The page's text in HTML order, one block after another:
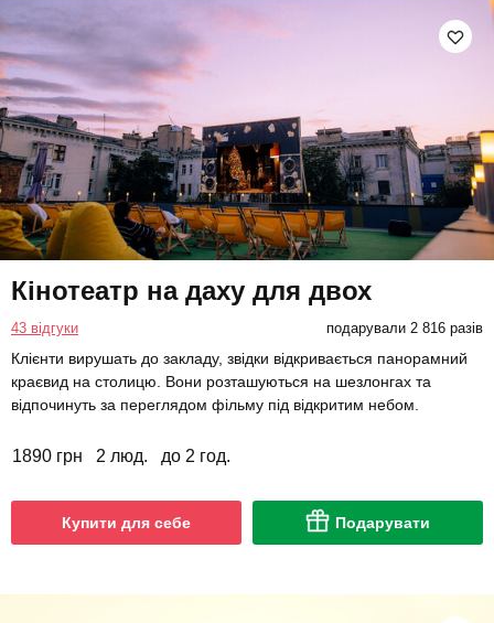
Кінотеатр на даху для двох
43 відгуки подарували 2 816 разів
Клієнти вирушать до закладу, звідки відкривається панорамний
краєвид на столицю. Вони розташуються на шезлонгах та
відпочинуть за переглядом фільму під відкритим небом.
1890 грн 2 люд. до 2 год.
Купити для себе Подарувати